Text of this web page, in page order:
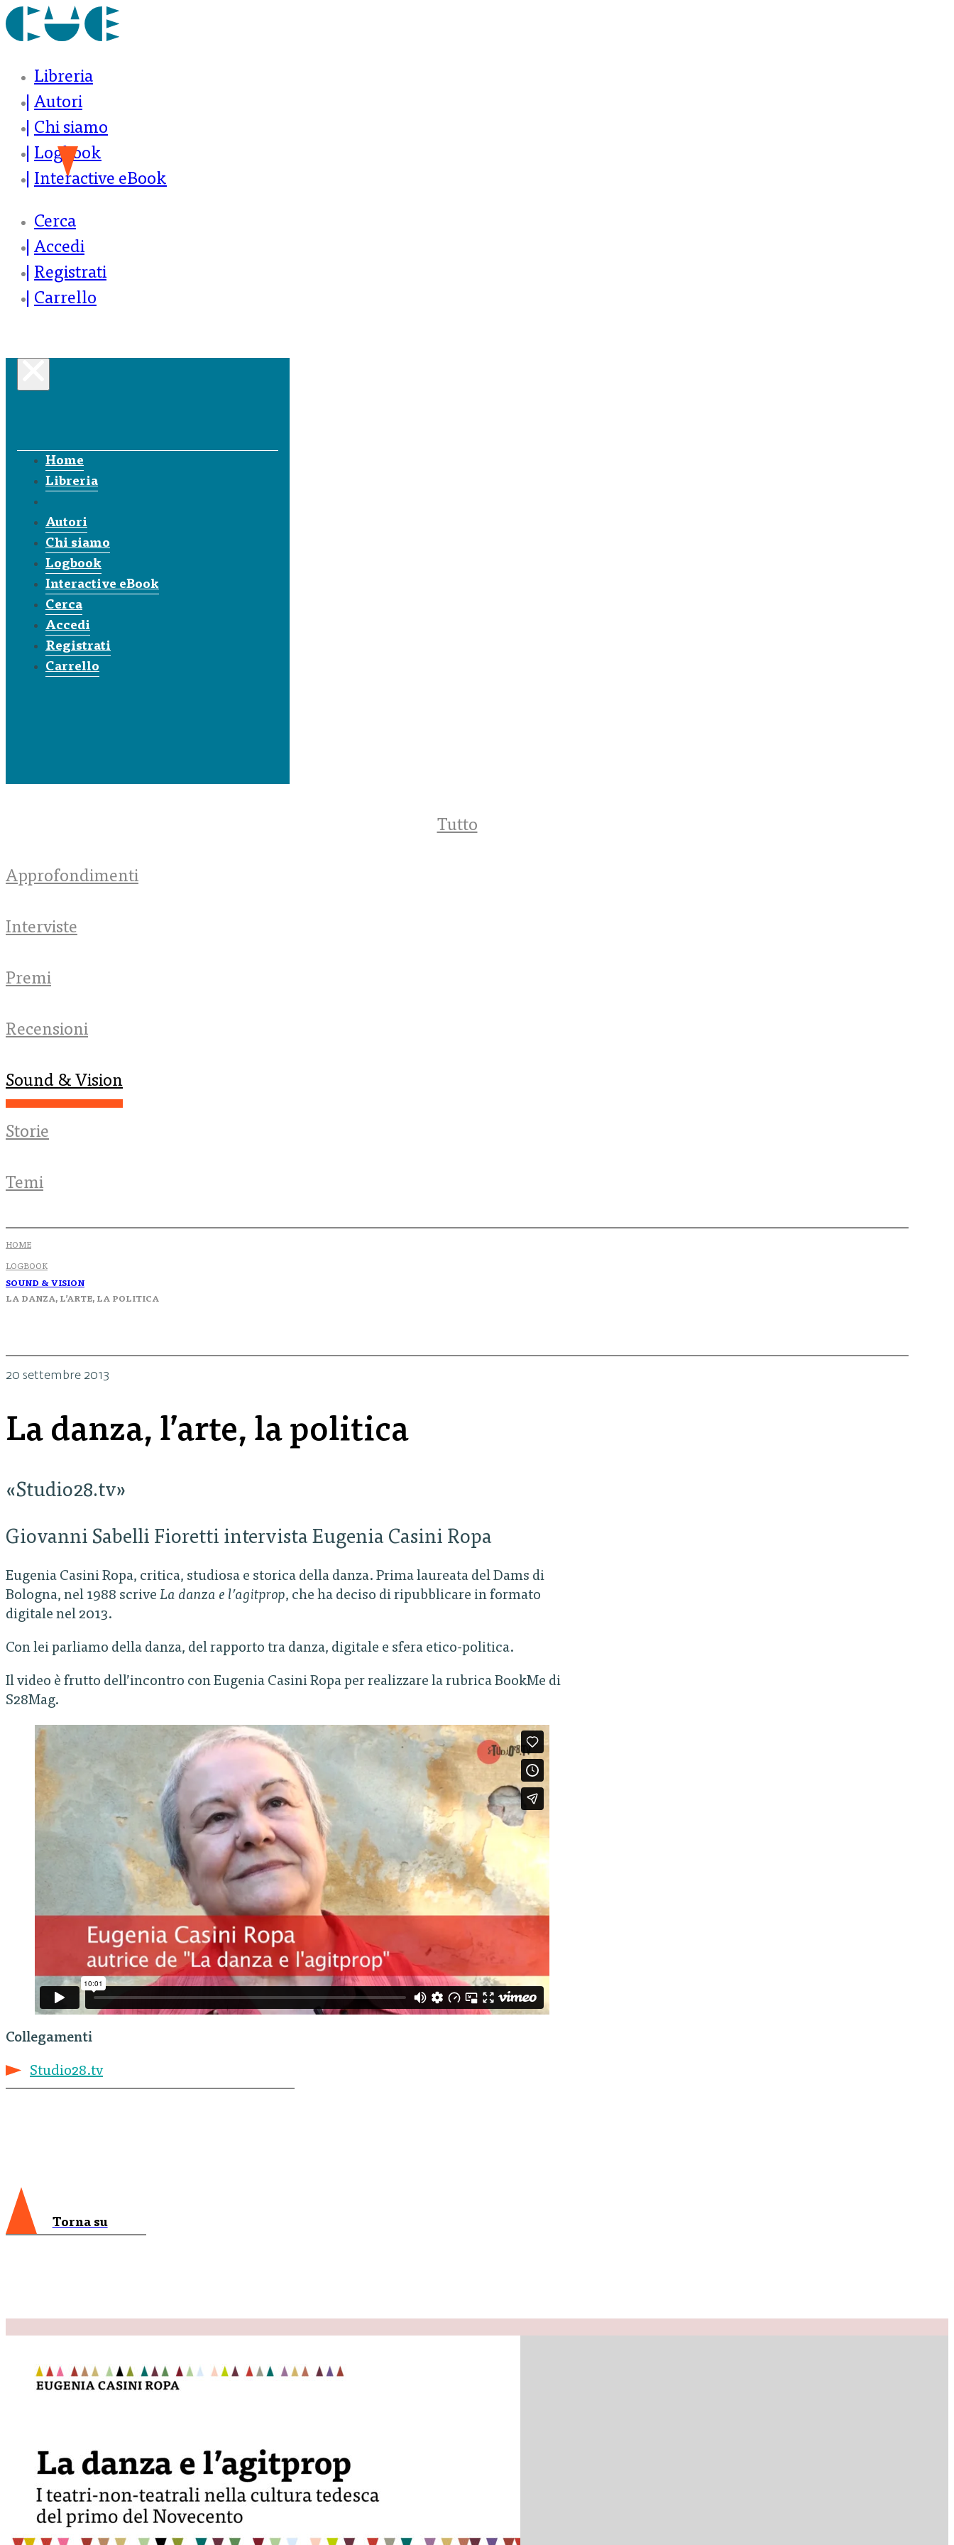
Libreria
Autori
Chi siamo
Logbook
Interactive eBook
Cerca
Accedi
Registrati
Carrello
Home
Libreria
Autori
Chi siamo
Logbook
Interactive eBook
Cerca
Accedi
Registrati
Carrello
Tutto
Approfondimenti
Interviste
Premi
Recensioni
Sound & Vision
Storie
Temi
HOME
LOGBOOK
SOUND & VISION
LA DANZA, L’ARTE, LA POLITICA
20 settembre 2013
La danza, l’arte, la politica
«Studio28.tv»
Giovanni Sabelli Fioretti intervista Eugenia Casini Ropa
Eugenia Casini Ropa, critica, studiosa e storica della danza. Prima laureata del Dams di
Bologna, nel 1988 scrive La danza e l’agitprop, che ha deciso di ripubblicare in formato
digitale nel 2013.
Con lei parliamo della danza, del rapporto tra danza, digitale e sfera etico-politica.
Il video è frutto dell’incontro con Eugenia Casini Ropa per realizzare la rubrica BookMe di
S28Mag.
Collegamenti
Studio28.tv
Torna su